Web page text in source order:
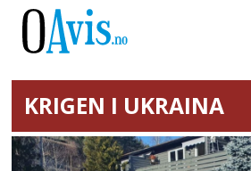
KRIGEN I UKRAINA